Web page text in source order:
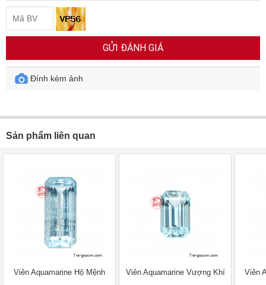
GỬI ĐÁNH GIÁ
Đính kèm ảnh
Sản phẩm liên quan
Viên Aquamarine Hộ Mệnh Viên Aquamarine Vượng Khí Viên